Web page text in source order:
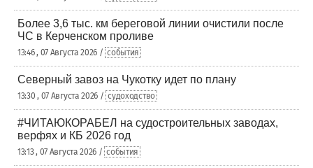
Более 3,6 тыс. км береговой линии очистили после
ЧС в Керченском проливе
13:46 , 07 Августа 2026 / события
Северный завоз на Чукотку идет по плану
13:30 , 07 Августа 2026 / судоходство
#ЧИТАЮКОРАБЕЛ на судостроительных заводах,
верфях и КБ 2026 год
13:13 , 07 Августа 2026 / события